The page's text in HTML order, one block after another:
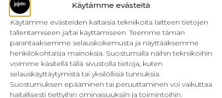
Käytämme evästeitä
Käytämme evästeiden kaltaisia tekniikoita laitteen tietojen
tallentamiseen ja/tai käyttämiseen. Teemme tämän
parantaaksemme selauskokemusta ja näyttääksemme
henkilökohtaisia mainoksia. Suostumalla näihin tekniikoihin
voimme käsitellä tällä sivustolla tietoja, kuten
selauskäyttäytymistä tai yksilöllisiä tunnuksia.
Suostumuksen epääminen tai peruuttaminen voi vaikuttaa
haitallisesti tiettyihin ominaisuuksiin ja toimintoihin.